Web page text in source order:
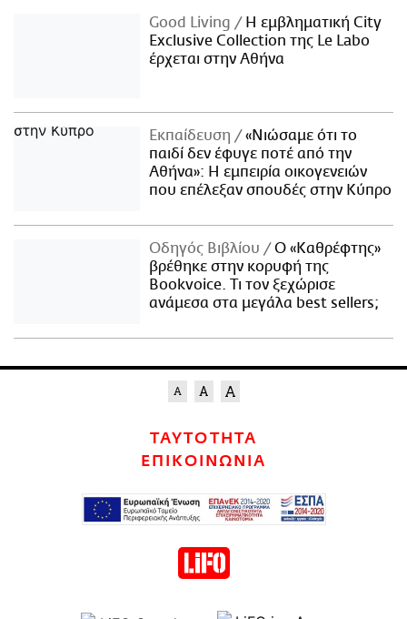
Good Living
Η εμβληματική City
Exclusive Collection της Le Labo
έρχεται στην Αθήνα
Εκπαίδευση
«Νιώσαμε ότι το
παιδί δεν έφυγε ποτέ από την
Αθήνα»: Η εμπειρία οικογενειών
που επέλεξαν σπουδές στην Κύπρο
Οδηγός Βιβλίου
Ο «Καθρέφτης»
βρέθηκε στην κορυφή της
Bookvoice. Τι τον ξεχώρισε
ανάμεσα στα μεγάλα best sellers;
ΤΑΥΤΟΤΗΤΑ
ΕΠΙΚΟΙΝΩΝΙΑ